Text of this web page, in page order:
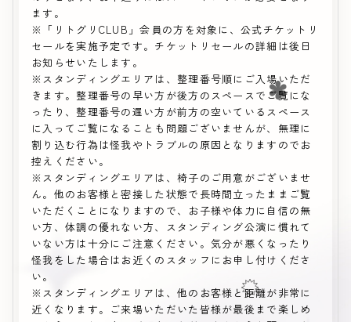
ます。
※「リトグリCLUB」会員の方を対象に、公式チケットリ
セールを実施予定です。チケットリセールの詳細は後日
お知らせいたします。
※スタンディングエリアは、整理番号順にご入場いただ
きます。整理番号の早い方が後方のスペースでご覧にな
ったり、整理番号の遅い方が前方の空いているスペース
に入ってご覧になることも問題ございませんが、無理に
割り込む行為は怪我やトラブルの原因となりますのでお
控えください。
※スタンディングエリアは、椅子のご用意がございませ
ん。他のお客様と密接した状態で長時間立ったままご覧
いただくことになりますので、お子様や体力に自信の無
い方、体調の優れない方、スタンディング公演に慣れて
いない方は十分にご注意ください。気分が悪くなったり
怪我をした場合はお近くのスタッフにお申し付けくださ
い。
※スタンディングエリアは、他のお客様と距離が非常に
近くなります。ご来場いただいた皆様が最後まで楽しめ